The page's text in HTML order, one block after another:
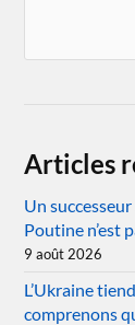
Articles
Un
Poutine n’est
9 août 2026
L’Ukraine
comprenons